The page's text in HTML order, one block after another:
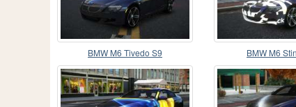
BMW M6 Tivedo S9 BMW M6